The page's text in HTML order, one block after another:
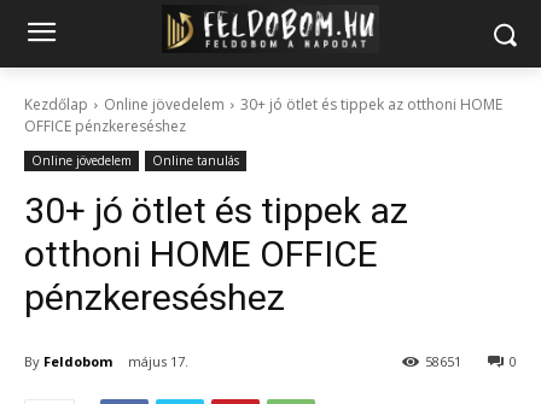
Kezdőlap Online jövedelem
30+ jó ötlet és tippek az otthoni HOME
OFFICE pénzkereséshez
Online jövedelem Online tanulás
30+ jó ötlet és tippek az
otthoni HOME OFFICE
pénzkereséshez
By Feldobom május 17. 0
58651